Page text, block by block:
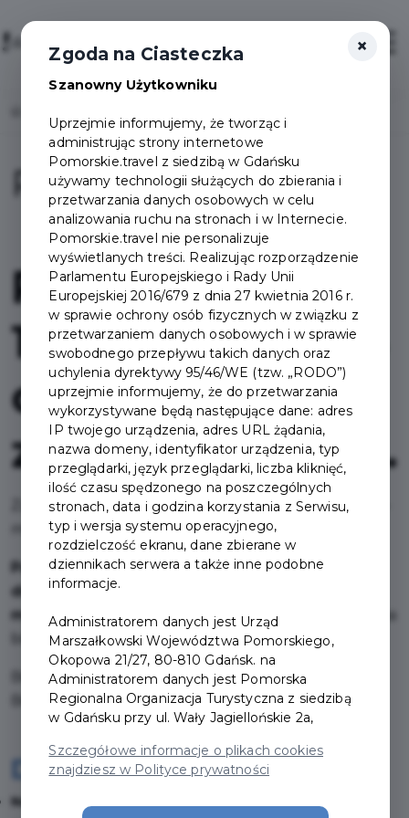
Login/Rejestracja
Pakiet Kultura
Pakiet Kultura
14 muzeów. 365
dni. Nawet 140
zł oszczędności.
Zamiast odkładać „kiedyś pójdziemy do muzeum” –
miej kulturę zawsze pod ręką.
Pakiet Kultura to imienna karta ważna przez
dni
, dzięki której
muzeów w regionie i oszczędzasz nawet
na
biletach.
Bez kupowania pojedynczych wejściówek.
Bez presji czasu.
Dlaczego warto?
Nawet 140 zł w kieszeni:
×
Zgoda na Ciasteczka
Szanowny Użytkowniku
Uprzejmie informujemy, że tworząc i
administrując strony internetowe
Pomorskie.travel z siedzibą w Gdańsku
używamy technologii służących do zbierania i
przetwarzania danych osobowych w celu
analizowania ruchu na stronach i w Internecie.
Pomorskie.travel nie personalizuje
wyświetlanych treści. Realizując rozporządzenie
Parlamentu Europejskiego i Rady Unii
Europejskiej 2016/679 z dnia 27 kwietnia 2016 r.
w sprawie ochrony osób fizycznych w związku z
przetwarzaniem danych osobowych i w sprawie
swobodnego przepływu takich danych oraz
uchylenia dyrektywy 95/46/WE (tzw. „RODO”)
uprzejmie informujemy, że do przetwarzania
wykorzystywane będą następujące dane: adres
IP twojego urządzenia, adres URL żądania,
nazwa domeny, identyfikator urządzenia, typ
przeglądarki, język przeglądarki, liczba kliknięć,
ilość czasu spędzonego na poszczególnych
stronach, data i godzina korzystania z Serwisu,
typ i wersja systemu operacyjnego,
rozdzielczość ekranu, dane zbierane w
dziennikach serwera a także inne podobne
informacje.
Administratorem danych jest Urząd
Marszałkowski Województwa Pomorskiego,
Okopowa 21/27, 80-810 Gdańsk. na
Administratorem danych jest Pomorska
Regionalna Organizacja Turystyczna z siedzibą
w Gdańsku przy ul. Wały Jagiellońskie 2a,
Szczegółowe informacje o plikach cookies
znajdziesz w Polityce prywatności